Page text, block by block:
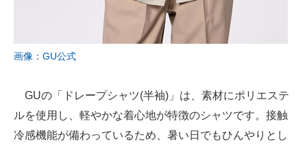
画像：GU公式
GUの「ドレープシャツ(半袖)」は、素材にポリエステ
ルを使用し、軽やかな着心地が特徴のシャツです。接触
冷感機能が備わっているため、暑い日でもひんやりとし